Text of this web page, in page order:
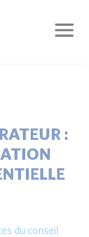
:
du conseil